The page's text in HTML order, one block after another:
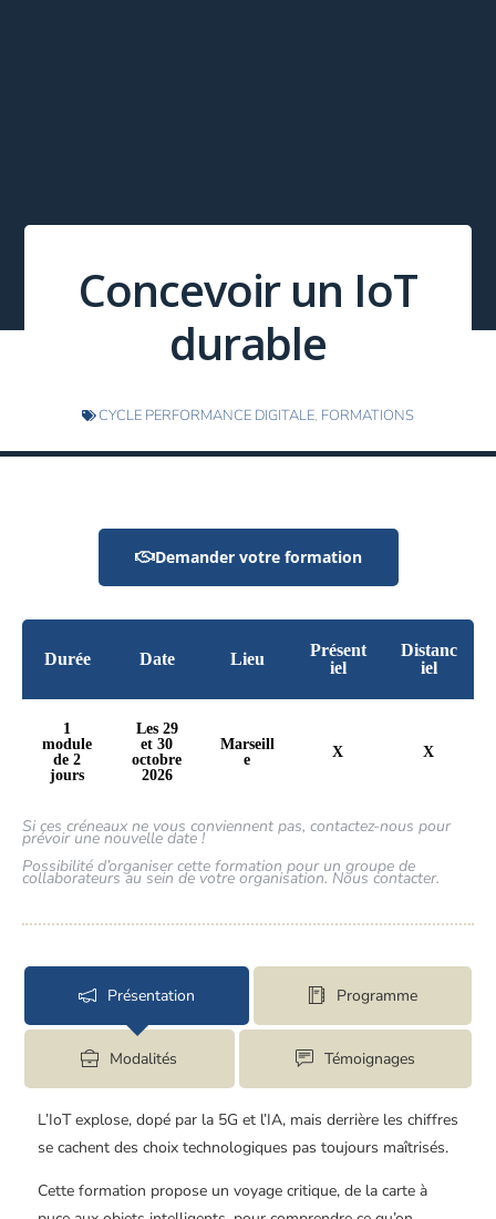
Concevoir un IoT
durable
CYCLE PERFORMANCE DIGITALE, FORMATIONS
Demander votre formation
Durée Date Lieu
Présent
iel
Distanc
iel
1
module
de 2
jours
Les 29
et 30
octobre
2026
Marseill
e
X X
Si ces créneaux ne vous conviennent pas, contactez-nous pour
prévoir une nouvelle date !
Possibilité d’organiser cette formation pour un groupe de
collaborateurs au sein de votre organisation. Nous contacter.
Présentation Programme
Modalités Témoignages
L’IoT explose, dopé par la 5G et l’IA, mais derrière les chiffres
se cachent des choix technologiques pas toujours maîtrisés.
Cette formation propose un voyage critique, de la carte à